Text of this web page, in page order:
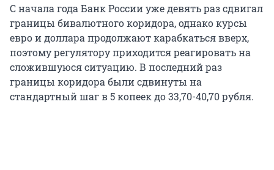
С начала года Банк России уже девять раз сдвигал
границы бивалютного коридора, однако курсы
евро и доллара продолжают карабкаться вверх,
поэтому регулятору приходится реагировать на
сложившуюся ситуацию. В последний раз
границы коридора были сдвинуты на
стандартный шаг в 5 копеек до 33,70-40,70 рубля.